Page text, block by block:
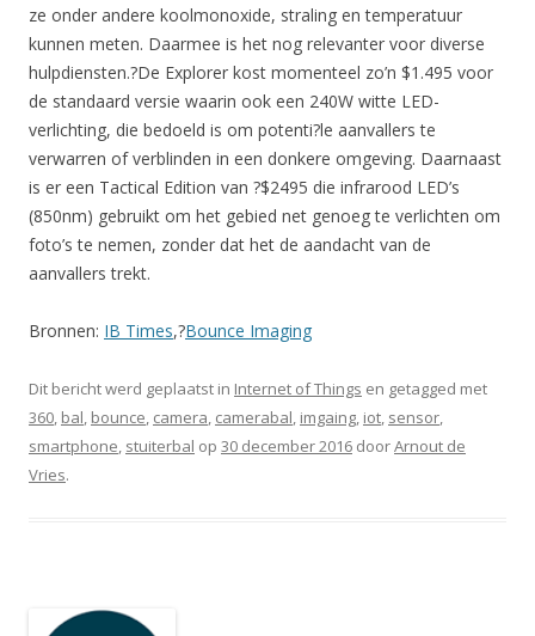
ze onder andere koolmonoxide, straling en temperatuur
kunnen meten. Daarmee is het nog relevanter voor diverse
hulpdiensten.?De Explorer kost momenteel zo’n $1.495 voor
de standaard versie waarin ook een 240W witte LED-
verlichting, die bedoeld is om potenti?le aanvallers te
verwarren of verblinden in een donkere omgeving. Daarnaast
is er een Tactical Edition van ?$2495 die infrarood LED’s
(850nm) gebruikt om het gebied net genoeg te verlichten om
foto’s te nemen, zonder dat het de aandacht van de
aanvallers trekt.
Bronnen: IB Times,?Bounce Imaging
Dit bericht werd geplaatst in Internet of Things en getagged met
360, bal, bounce, camera, camerabal, imgaing, iot, sensor,
smartphone, stuiterbal op 30 december 2016 doorArnout de
Vries.